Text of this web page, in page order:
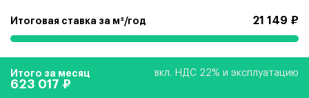
Итоговая ставка за м²/год 21 149 ₽
Итого за месяц вкл. НДС 22% и эксплуатацию
623 017 ₽